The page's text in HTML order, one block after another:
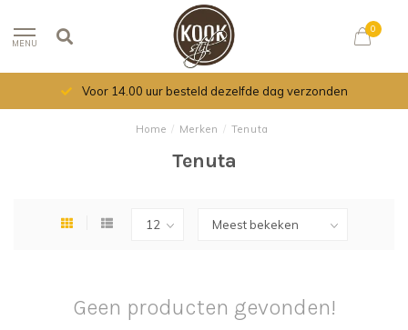
MENU
0
Voor 14.00 uur besteld dezelfde dag verzonden
Home / Merken / Tenuta
Tenuta
Geen producten gevonden!